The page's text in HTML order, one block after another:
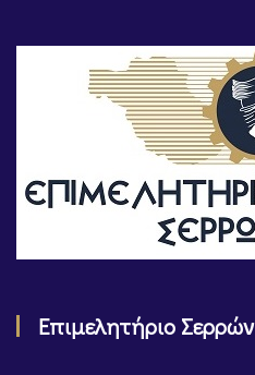
Επιμελητήριο Σερρών